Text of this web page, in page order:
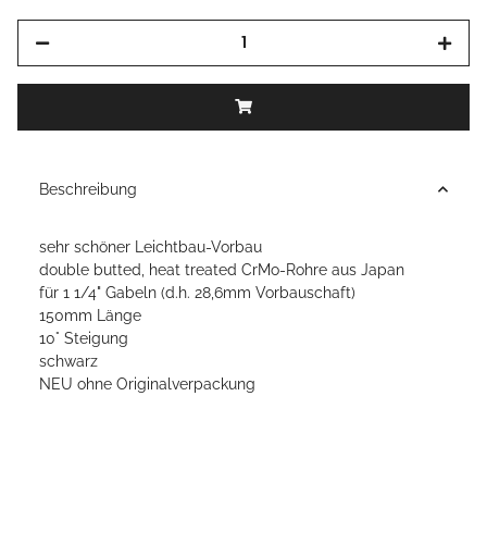
Beschreibung
sehr schöner Leichtbau-Vorbau
double butted, heat treated CrMo-Rohre aus Japan
für 1 1/4" Gabeln (d.h. 28,6mm Vorbauschaft)
150mm Länge
10° Steigung
schwarz
NEU ohne Originalverpackung